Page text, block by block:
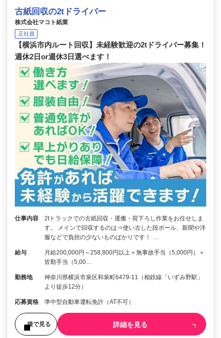
古紙回収の2tドライバー
株式会社マコト紙業
正社員
【横浜市内ルート回収】未経験歓迎の2tドライバー募集！
週休2日or週休3日選べます！
仕事内容
2tトラックでの古紙回収・運搬・荷下ろし作業をお任せしま
す。 メインで回収するのは⇒使い古した段ボール、新聞や洋
服などで負担の少ないものばかりです！ …
給与
月給200,000円～258,800円以上＋無事故手当（5,000円）＋
皆勤手当（5,00…
勤務地
神奈川県横浜市泉区和泉町6479-11（相鉄線「いずみ野駅」
より徒歩12分）
応募資格 準中型自動車運転免許（AT不可）
後で見る 詳細を見る